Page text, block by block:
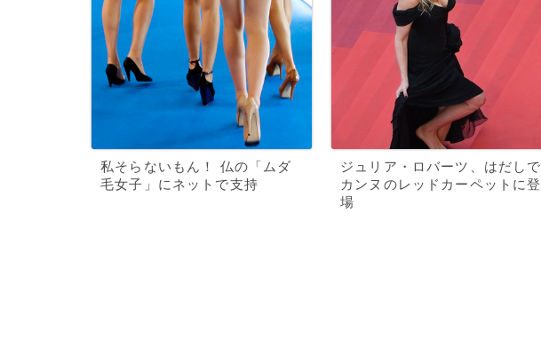
私そらないもん！ 仏の「ムダ
毛女子」にネットで支持
ジュリア・ロバーツ、はだしで
カンヌのレッドカーペットに登
場